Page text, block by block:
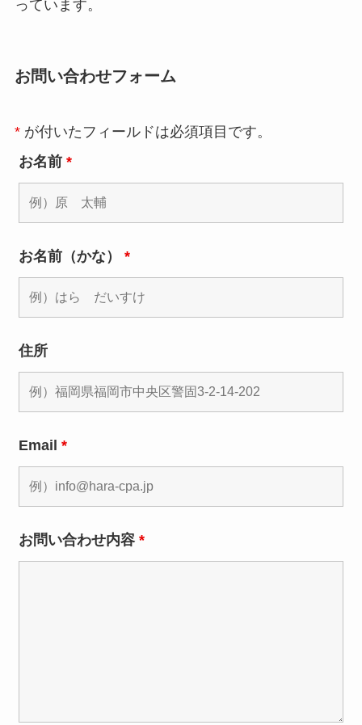
っています。
お問い合わせフォーム
*が付いたフィールドは必須項目です。
お名前 *
お名前（かな） *
住所
Email *
お問い合わせ内容 *